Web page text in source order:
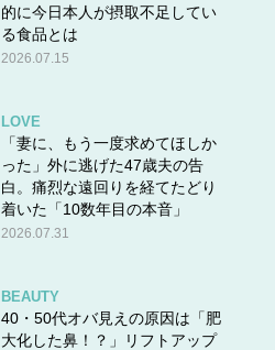
的に今日本人が摂取不足してい
る食品とは
2026.07.15
LOVE
「妻に、もう一度求めてほしか
った」外に逃げた47歳夫の告
白。痛烈な遠回りを経てたどり
着いた「10数年目の本音」
2026.07.31
BEAUTY
40・50代オバ見えの原因は「肥
大化した鼻！？」リフトアップ